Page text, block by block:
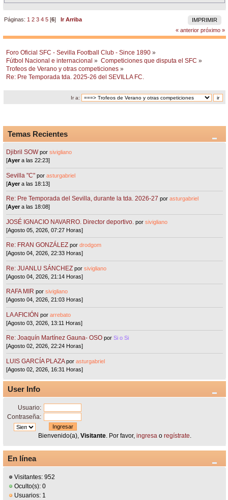
IMPRIMIR
Páginas: 1 2 3 4 5 [6]Ir Arriba
« anterior próximo »
Foro Oficial SFC - Sevilla Football Club - Since 1890 »
Fútbol Nacional e internacional » Competiciones que disputa el SFC »
Trofeos de Verano y otras competiciones »
Re: Pre Temporada tda. 2025-26 del SEVILLA FC.
Ir a:
Temas Recientes
Djibril SOW porsivigliano
[Ayera las 22:23]
Sevilla "C"porasturgabriel
[Ayera las 18:13]
Re: Pre Temporada del Sevilla, durante la tda. 2026-27 porasturgabriel
[Ayera las 18:08]
JOSÉ IGNACIO NAVARRO. Director deportivo. porsivigliano
[Agosto 05, 2026, 07:27 Horas]
Re: FRAN GONZÁLEZ pordrodgom
[Agosto 04, 2026, 22:33 Horas]
Re: JUANLU SÁNCHEZ porsivigliano
[Agosto 04, 2026, 21:14 Horas]
RAFA MIR porsivigliano
[Agosto 04, 2026, 21:03 Horas]
LA AFICIÓN porarrebato
[Agosto 03, 2026, 13:11 Horas]
Re: Joaquín Martínez Gauna- OSO porSi o Si
[Agosto 02, 2026, 22:24 Horas]
LUIS GARCÍA PLAZA porasturgabriel
[Agosto 02, 2026, 16:31 Horas]
User Info
Usuario:
Contraseña:
Bienvenido(a), Visitante. Por favor, ingresa o regístrate
En línea
Visitantes: 952
Oculto(s): 0
Usuarios: 1